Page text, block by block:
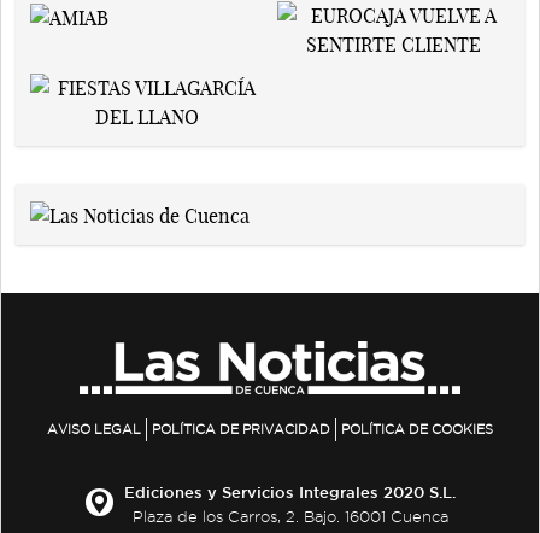
AVISO LEGAL POLÍTICA DE PRIVACIDAD POLÍTICA DE COOKIES
Ediciones y Servicios Integrales 2020 S.L.
Plaza de los Carros, 2. Bajo. 16001 Cuenca